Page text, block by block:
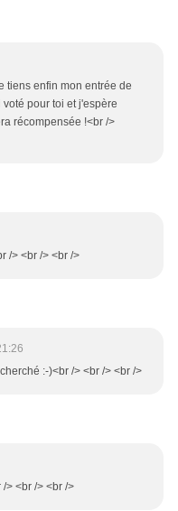
tiens enfin mon entrée de
pour toi et j'espère
récompensée !<br />
/> <br /> <br />
:-)<br /> <br /> <br />
> <br /> <br />